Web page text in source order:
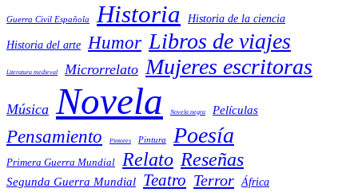
Guerra Civil Española Historia Historia de la ciencia
Historia del arte Humor Libros de viajes
Literatura medieval Microrrelato Mujeres escritoras
Música Novela Novela negra Películas
Pensamiento Pintores Pintura Poesía
Primera Guerra Mundial Relato Reseñas
Segunda Guerra Mundial Teatro Terror África